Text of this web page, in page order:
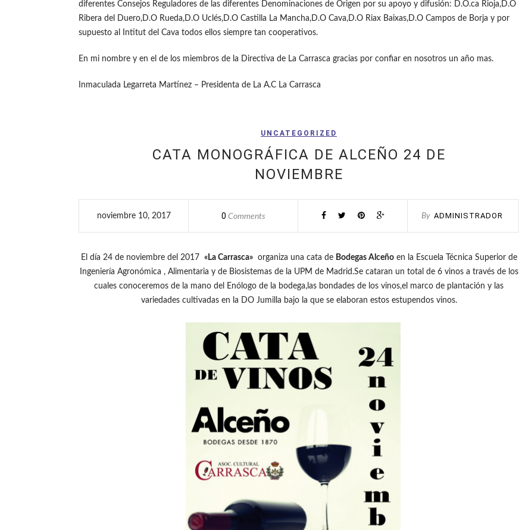
diferentes Consejos Reguladores de las diferentes Denominaciones de Origen por su apoyo y difusión: D.O.ca Rioja,D.O
Ribera del Duero,D.O Rueda,D.O Uclés,D.O Castilla La Mancha,D.O Cava,D.O Riax Baixas,D.O Campos de Borja y por
supuesto al Intitut del Cava todos ellos siempre tan cooperativos.
En mi nombre y en el de los miembros de la Directiva de La Carrasca gracias por confiar en nosotros un año mas.
Inmaculada Legarreta Martínez – Presidenta de La A.C La Carrasca
UNCATEGORIZED
CATA MONOGRÁFICA DE ALCEÑO 24 DE
NOVIEMBRE
noviembre 10, 2017 0 Comments By ADMINISTRADOR
El día 24 de noviembre del 2017 «La Carrasca»organiza una cata de Bodegas Alceñoen la Escuela Técnica Superior de
Ingeniería Agronómica , Alimentaria y de Biosistemas de la UPM de Madrid.Se cataran un total de 6 vinos a través de los
cuales conoceremos de la mano del Enólogo de la bodega,las bondades de los vinos,el marco de plantación y las
variedades cultivadas en la DO Jumilla bajo la que se elaboran estos estupendos vinos.